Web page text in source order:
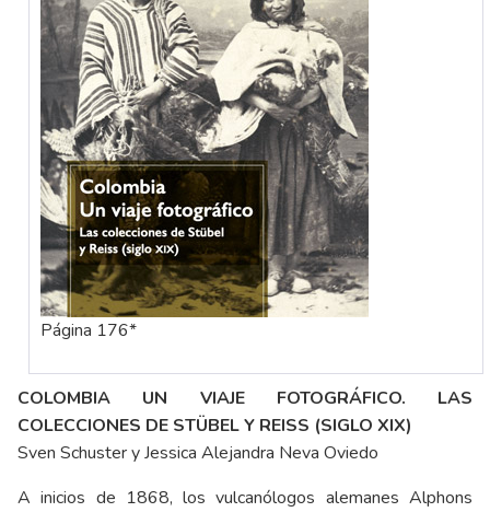
Página 176*
COLOMBIA UN VIAJE FOTOGRÁFICO. LAS
COLECCIONES DE STÜBEL Y REISS (SIGLO XIX)
Sven Schuster y Jessica Alejandra Neva Oviedo
A inicios de 1868, los vulcanólogos alemanes Alphons